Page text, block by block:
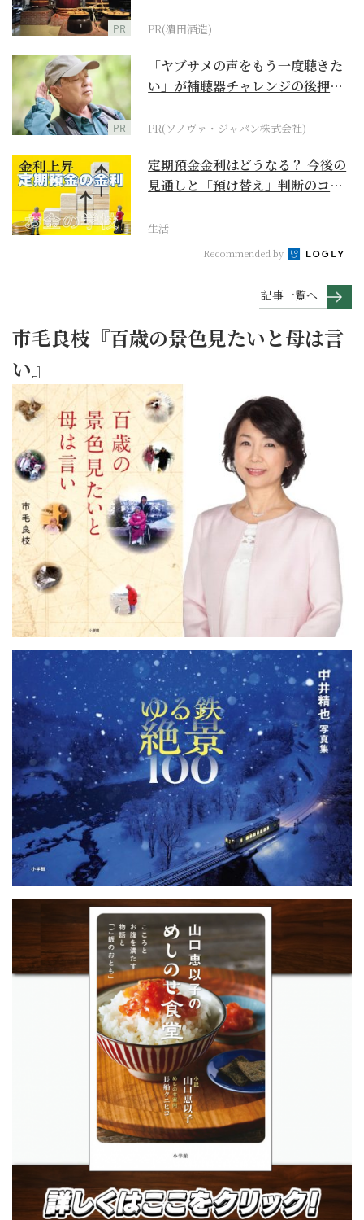
PR PR(濵田酒造)
PR
「ヤブサメの声をもう一度聴きた
い」が補聴器チャレンジの後押し
PR(ソノヴァ・ジャパン株式会社)
定期預金金利はどうなる？ 今後の
見通しと「預け替え」判断のコツ
生活
Recommended by
記事一覧へ
市毛良枝『百歳の景色見たいと母は言
い』